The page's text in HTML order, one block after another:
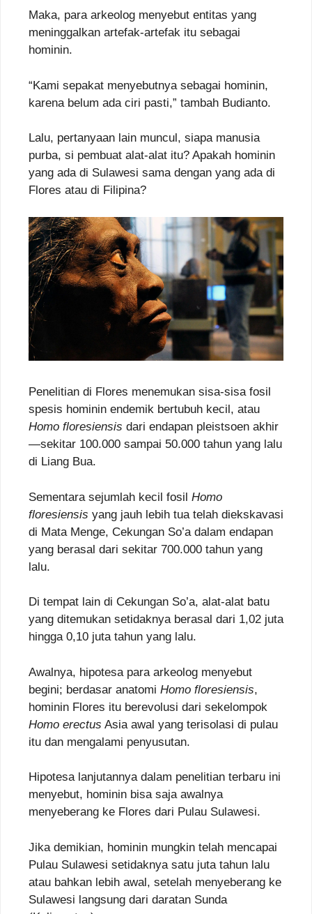
Maka, para arkeolog menyebut entitas yang
meninggalkan artefak-artefak itu sebagai
hominin.
“Kami sepakat menyebutnya sebagai hominin,
karena belum ada ciri pasti,” tambah Budianto.
Lalu, pertanyaan lain muncul, siapa manusia
purba, si pembuat alat-alat itu? Apakah hominin
yang ada di Sulawesi sama dengan yang ada di
Flores atau di Filipina?
Penelitian di Flores menemukan sisa-sisa fosil
spesis hominin endemik bertubuh kecil, atau
Homo floresiensis dari endapan pleistsoen akhir
—sekitar 100.000 sampai 50.000 tahun yang lalu
di Liang Bua.
Sementara sejumlah kecil fosil Homo
floresiensis yang jauh lebih tua telah diekskavasi
di Mata Menge, Cekungan So’a dalam endapan
yang berasal dari sekitar 700.000 tahun yang
lalu.
Di tempat lain di Cekungan So’a, alat-alat batu
yang ditemukan setidaknya berasal dari 1,02 juta
hingga 0,10 juta tahun yang lalu.
Awalnya, hipotesa para arkeolog menyebut
begini; berdasar anatomi Homo floresiensis,
hominin Flores itu berevolusi dari sekelompok
Homo erectus Asia awal yang terisolasi di pulau
itu dan mengalami penyusutan.
Hipotesa lanjutannya dalam penelitian terbaru ini
menyebut, hominin bisa saja awalnya
menyeberang ke Flores dari Pulau Sulawesi.
Jika demikian, hominin mungkin telah mencapai
Pulau Sulawesi setidaknya satu juta tahun lalu
atau bahkan lebih awal, setelah menyeberang ke
Sulawesi langsung dari daratan Sunda